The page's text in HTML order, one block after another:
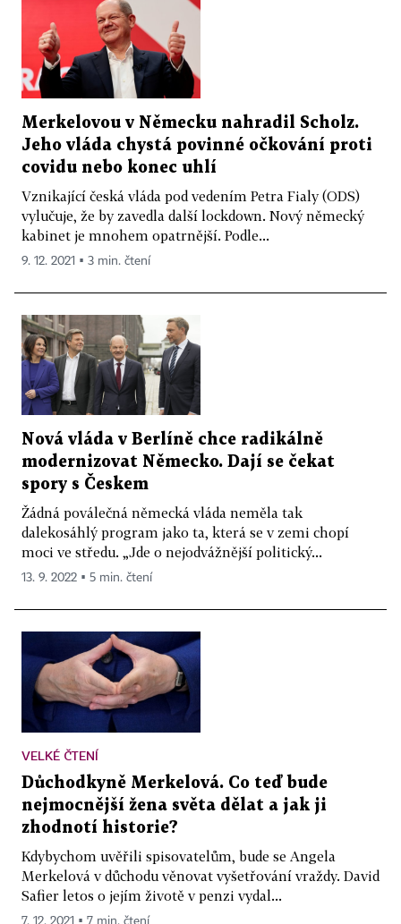
Merkelovou v Německu nahradil Scholz.
Jeho vláda chystá povinné očkování proti
covidu nebo konec uhlí
Vznikající česká vláda pod vedením Petra Fialy (ODS)
vylučuje, že by zavedla další lockdown. Nový německý
kabinet je mnohem opatrnější. Podle...
9. 12. 2021 ▪ 3 min. čtení
Nová vláda v Berlíně chce radikálně
modernizovat Německo. Dají se čekat
spory s Českem
Žádná poválečná německá vláda neměla tak
dalekosáhlý program jako ta, která se v zemi chopí
moci ve středu. „Jde o nejodvážnější politický...
13. 9. 2022 ▪ 5 min. čtení
VELKÉ ČTENÍ
Důchodkyně Merkelová. Co teď bude
nejmocnější žena světa dělat a jak ji
zhodnotí historie?
Kdybychom uvěřili spisovatelům, bude se Angela
Merkelová v důchodu věnovat vyšetřování vraždy. David
Safier letos o jejím životě v penzi vydal...
7. 12. 2021 ▪ 7 min. čtení